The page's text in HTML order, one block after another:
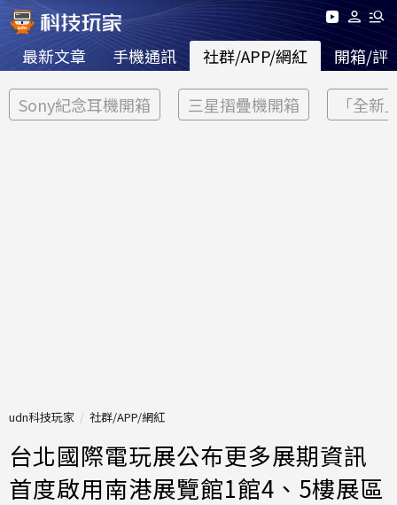
最新文章 手機通訊 社群/APP/網紅 開箱/評
Sony紀念耳機開箱 三星摺疊機開箱 「全新
udn科技玩家 社群/APP/網紅
台北國際電玩展公布更多展期資訊
首度啟用南港展覽館1館4、5樓展區